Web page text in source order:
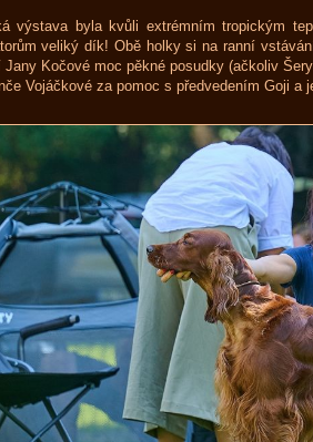
výstava byla kvůli extrémním tropickým
veliký dík! Obě holky si na ranní
Jany Kočové moc pěkné posudky (ačkoliv
Vojáčkové za pomoc s předvedením Goji a